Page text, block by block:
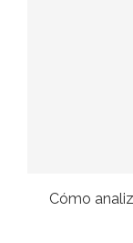
Cómo